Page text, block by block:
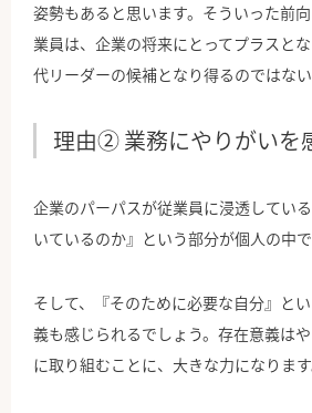
姿勢もあると思います。そういった前
業員は、企業の将来にとってプラスと
代リーダーの候補となり得るのではない
理由② 業務にやりがいを
企業のパーパスが従業員に浸透してい
いているのか』という部分が個人の中で
そして、『そのために必要な自分』と
義も感じられるでしょう。存在意義は
に取り組むことに、大きな力になります